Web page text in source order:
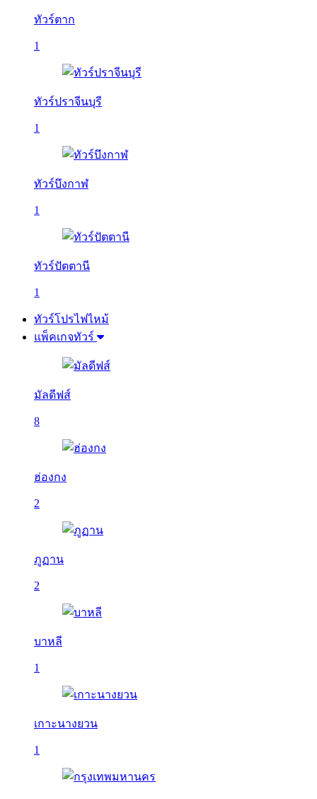
ทัวร์ตาก
1
ทัวร์ปราจีนบุรี
1
ทัวร์บึงกาฬ
1
ทัวร์ปัตตานี
1
ทัวร์โปรไฟไหม้
แพ็คเกจทัวร์
มัลดีฟส์
8
ฮ่องกง
2
ภูฏาน
2
บาหลี
1
เกาะนางยวน
1